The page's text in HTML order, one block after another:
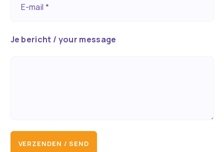
E-mail *
Je bericht / your message
VERZENDEN / SEND